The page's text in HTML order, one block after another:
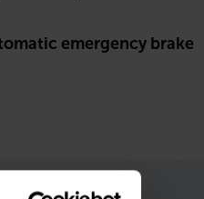
emergency brake